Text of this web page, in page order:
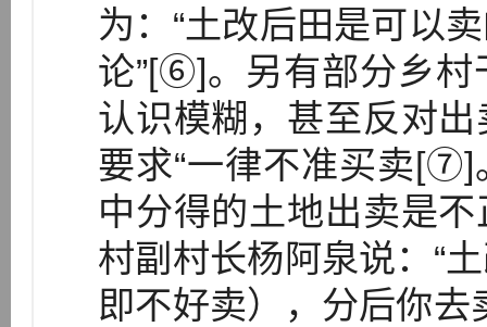
为：“土改后田是可以
论”[⑥]。另有部分乡村
认识模糊，甚至反对
要求“一律不准买卖[⑦]
中分得的土地出卖是
村副村长杨阿泉说：“
即不好卖），分后你去